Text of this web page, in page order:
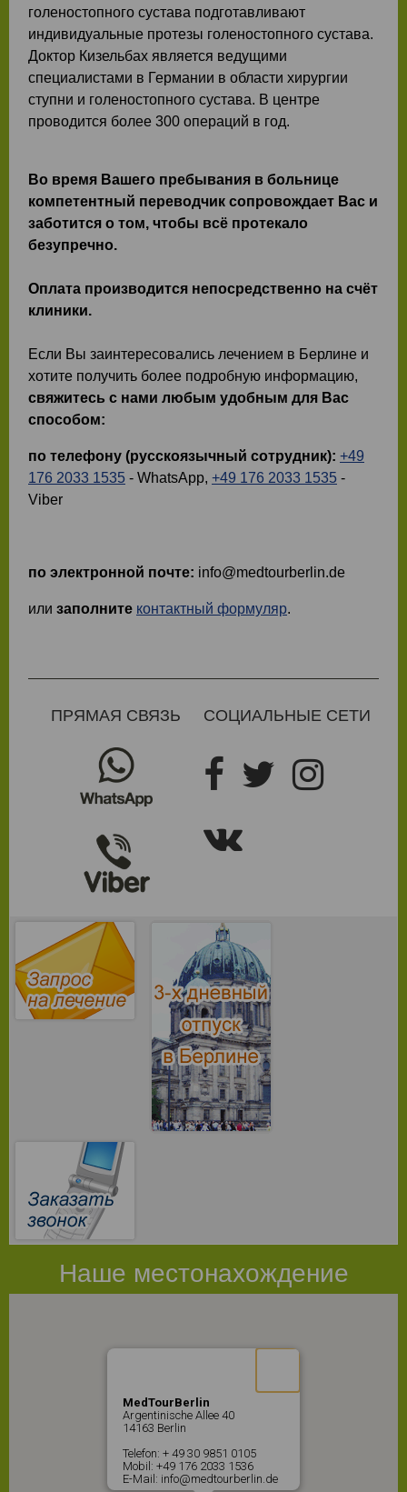
голеностопного сустава подготавливают
индивидуальные протезы голеностопного сустава.
Доктор Кизельбах является ведущими
специалистами в Германии в области хирургии
ступни и голеностопного сустава. В центре
проводится более 300 операций в год.
Во время Вашего пребывания в больнице
компетентный переводчик сопровождает Вас и
заботится о том, чтобы всё протекало
безупречно.
Оплата производится непосредственно на счёт
клиники.
Если Вы заинтересовались лечением в Берлине и
хотите получить более подробную информацию,
свяжитесь с нами любым удобным для Вас
способом:
по телефону (русскоязычный сотрудник): +49
176 2033 1535 - WhatsApp, +49 176 2033 1535 -
Viber
по электронной почте: info@medtourberlin.de
или заполните контактный формуляр.
ПРЯМАЯ СВЯЗЬ СОЦИАЛЬНЫЕ СЕТИ
Наше местонахождение
MedTourBerlin
Argentinische Allee 40
14163 Berlin
Telefon: + 49 30 9851 0105
Mobil: +49 176 2033 1536
E-Mail: info@medtourberlin.de